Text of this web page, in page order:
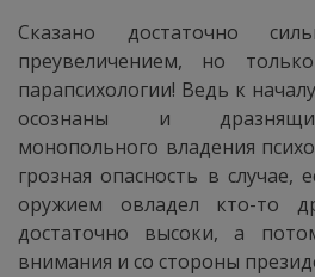
Сказано достаточно
преувеличением, но
парапсихологии! Ведь к
осознаны и
монопольного владения
грозная опасность в
оружием овладел кто-то
достаточно высоки, а
внимания и со стороны